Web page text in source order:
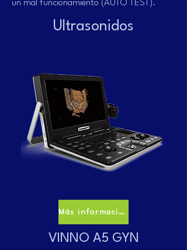
un mal funcionamiento (AUTO TEST).
Ultrasonidos
Más información
VINNO A5 GYN